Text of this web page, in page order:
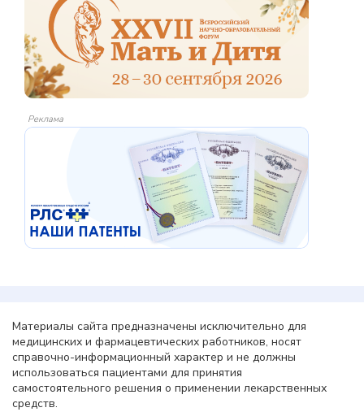
Реклама
Материалы сайта предназначены исключительно для
медицинских и фармацевтических работников, носят
справочно-информационный характер и не должны
использоваться пациентами для принятия
самостоятельного решения о применении лекарственных
средств.